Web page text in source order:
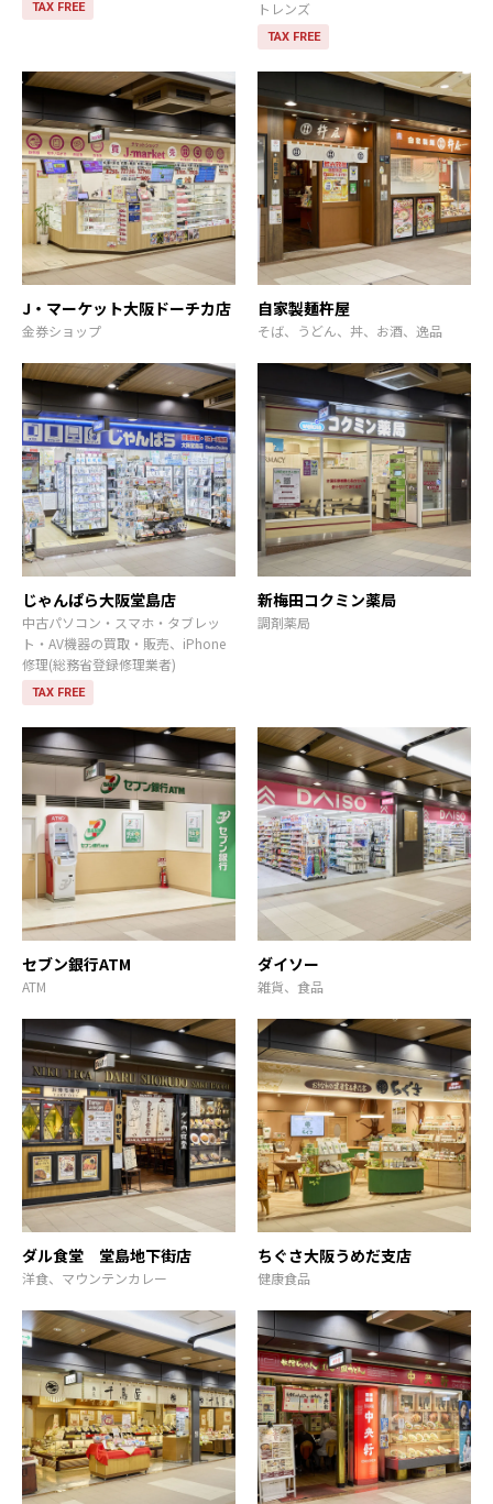
TAX FREE トレンズ
TAX FREE
J・マーケット大阪ドーチカ店
金券ショップ
自家製麺杵屋
そば、うどん、丼、お酒、逸品
じゃんぱら大阪堂島店
中古パソコン・スマホ・タブレッ
ト・AV機器の買取・販売、iPhone
修理(総務省登録修理業者)
TAX FREE
新梅田コクミン薬局
調剤薬局
セブン銀行ATM
ATM
ダイソー
雑貨、食品
ダル食堂 堂島地下街店
洋食、マウンテンカレー
ちぐさ大阪うめだ支店
健康食品